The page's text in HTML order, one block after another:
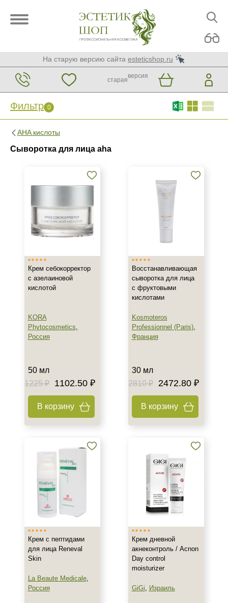
На старую версию сайта esteticshop.ru
старая
версия
Фильтр 0
AHA кислоты
Сыворотка для лица aha
Фильтр 0
KORA Phytocosmetics
Страна
Россия
Франция
Тип товара
Крем
Сыворотка
Домашняя
Профессиональная
Тип кожи
Любой возраст (от 18 лет)
Действие
Восстановление
Обновление
Крем себокорректор
с азелаиновой
кислотой
KORA
Phytocosmetics,
Россия
50 мл
1225 ₽
1102.50 ₽
В корзину
Восстанавливающая
сыворотка для лица
с фруктовыми
кислотами
Kosmoteros
Professionnel (Paris),
Франция
30 мл
2810 ₽
2472.80 ₽
В корзину
Крем с пептидами
для лица Reneval
Skin
La Beaute Medicale,
Россия
Крем дневной
акнеконтроль / Acnon
Day control
moisturizer
GiGi, Израиль